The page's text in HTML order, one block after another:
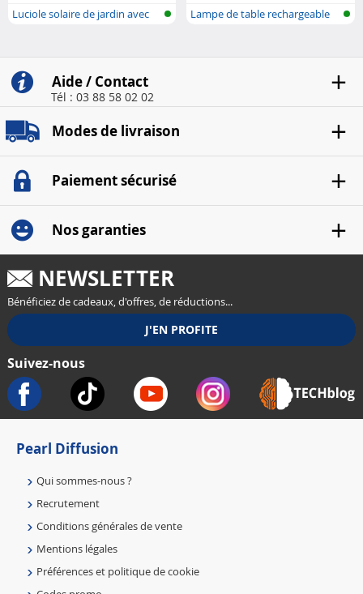
Luciole solaire de jardin avec
Lampe de table rechargeable
Aide / Contact
Tél : 03 88 58 02 02
Modes de livraison
Paiement sécurisé
Nos garanties
NEWSLETTER
Bénéficiez de cadeaux, d'offres, de réductions...
Suivez-nous
Pearl Diffusion
Qui sommes-nous ?
Recrutement
Conditions générales de vente
Mentions légales
Préférences et politique de cookie